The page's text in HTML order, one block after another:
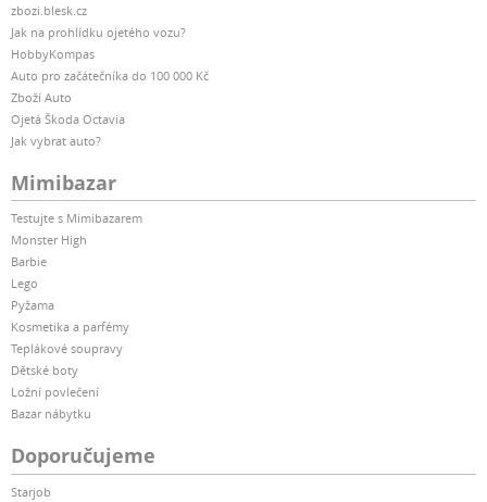
zbozi.blesk.cz
Jak na prohlídku ojetého vozu?
HobbyKompas
Auto pro začátečníka do 100 000 Kč
Zboží Auto
Ojetá Škoda Octavia
Jak vybrat auto?
Mimibazar
Testujte s Mimibazarem
Monster High
Barbie
Lego
Pyžama
Kosmetika a parfémy
Teplákové soupravy
Dětské boty
Ložní povlečení
Bazar nábytku
Doporučujeme
Starjob